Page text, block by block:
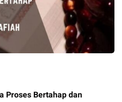
Proses Bertahap dan